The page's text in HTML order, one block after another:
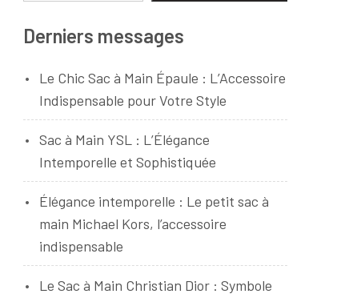
Derniers messages
Le Chic Sac à Main Épaule : L’Accessoire
Indispensable pour Votre Style
Sac à Main YSL : L’Élégance
Intemporelle et Sophistiquée
Élégance intemporelle : Le petit sac à
main Michael Kors, l’accessoire
indispensable
Le Sac à Main Christian Dior : Symbole